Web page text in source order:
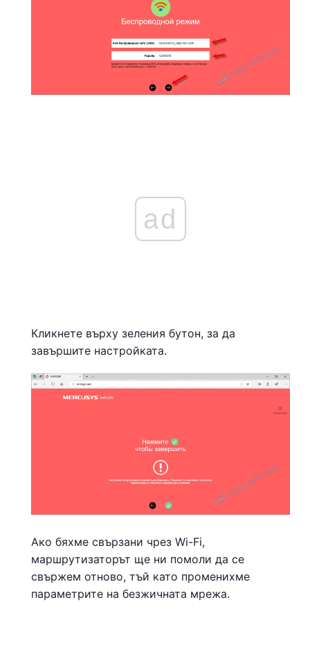
ad
Кликнете върху зеления бутон, за да
завършите настройката.
Ако бяхме свързани чрез Wi-Fi,
маршрутизаторът ще ни помоли да се
свържем отново, тъй като променихме
параметрите на безжичната мрежа.